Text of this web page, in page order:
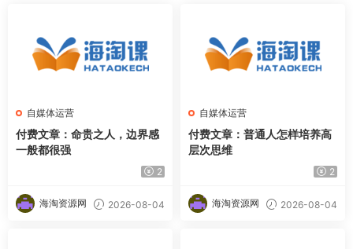
自媒体运营
付费文章：命贵之人，边界感
一般都很强
2
海淘资源网 2026-08-04
自媒体运营
付费文章：普通人怎样培养高
层次思维
2
海淘资源网 2026-08-04